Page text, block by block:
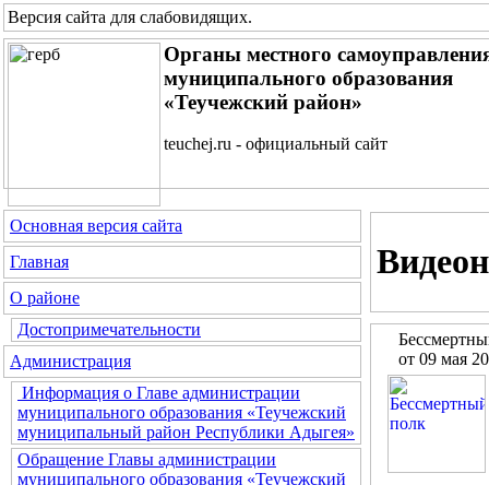
Версия сайта для слабовидящих.
Органы местного
муниципального образования
«Теучежский район»
teuchej.ru - официальный сайт
Основная версия сайта
Главная
О районе
Достопримечательности
Администрация
Информация о Главе администрации
муниципального образования «Теучежский
муниципальный район Республики Адыгея»
Обращение Главы администрации
муниципального образования «Теучежский
от 09 мая